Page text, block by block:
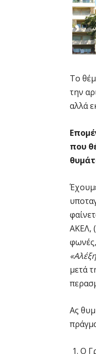
Το
την
αλλά
που
ΑΚΕΛ,
μετά
Ας
Ο